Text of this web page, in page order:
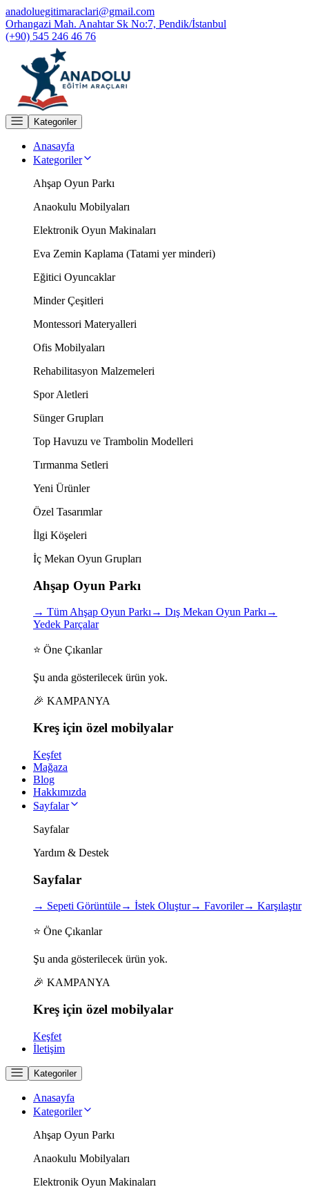
anadoluegitimaraclari@gmail.com
Orhangazi Mah. Anahtar Sk No:7, Pendik/İstanbul
(+90) 545 246 46 76
Kategoriler
Anasayfa
Kategoriler
Ahşap Oyun Parkı
Anaokulu Mobilyaları
Elektronik Oyun Makinaları
Eva Zemin Kaplama (Tatami yer minderi)
Eğitici Oyuncaklar
Minder Çeşitleri
Montessori Materyalleri
Ofis Mobilyaları
Rehabilitasyon Malzemeleri
Spor Aletleri
Sünger Grupları
Top Havuzu ve Trambolin Modelleri
Tırmanma Setleri
Yeni Ürünler
Özel Tasarımlar
İlgi Köşeleri
İç Mekan Oyun Grupları
Ahşap Oyun Parkı
→ Tüm Ahşap Oyun Parkı→ Dış Mekan Oyun Parkı→
Yedek Parçalar
⭐ Öne Çıkanlar
Şu anda gösterilecek ürün yok.
🎉 KAMPANYA
Kreş için özel mobilyalar
Keşfet
Mağaza
Blog
Hakkımızda
Sayfalar
Sayfalar
Yardım & Destek
Sayfalar
→ Sepeti Görüntüle→ İstek Oluştur→ Favoriler→ Karşılaştır
⭐ Öne Çıkanlar
Şu anda gösterilecek ürün yok.
🎉 KAMPANYA
Kreş için özel mobilyalar
Keşfet
İletişim
Kategoriler
Anasayfa
Kategoriler
Ahşap Oyun Parkı
Anaokulu Mobilyaları
Elektronik Oyun Makinaları